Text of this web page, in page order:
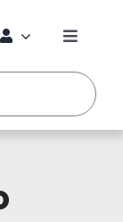
Toggle
Chi